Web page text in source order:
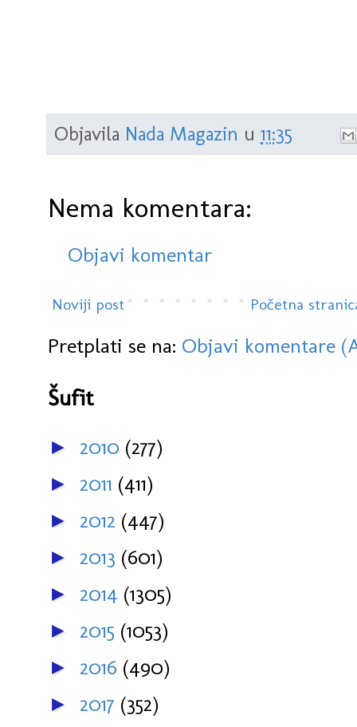
Objavila Nada Magazin u 11:35
Nema komentara:
Objavi komentar
Noviji post Početna
Pretplati se na: Objavi komentare
Šufit
► 2010 (277)
► 2011 (411)
► 2012 (447)
► 2013 (601)
► 2014 (1305)
► 2015 (1053)
► 2016 (490)
► 2017 (352)